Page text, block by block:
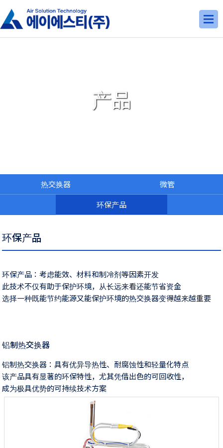
产品
热交换器
微管
环保产品
环保产品
环保产品：考虑能效、材料和制冷剂等因素开发
此技术不仅有助于保护环境，从长远来看还能节省资金
选择一种既能节约能源又能保护环境的热交换器变得越来越重要
铝制热交换器
铝制热交换器：具有优异导热性、耐腐蚀性和轻量化特点
该产品具有显著的环保特性，尤其凭借出色的可回收性，
成为极具优势的可持续技术方案